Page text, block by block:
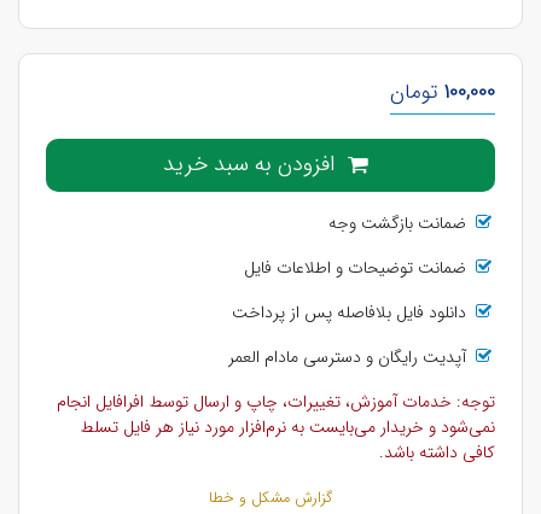
100,000 تومان
افزودن به سبد خرید
ضمانت بازگشت وجه
ضمانت توضیحات و اطلاعات فایل
دانلود فایل بلافاصله پس از پرداخت
آپدیت رایگان و دسترسی مادام العمر
توجه: خدمات آموزش، تغییرات، چاپ و ارسال توسط افرافایل انجام
نمی‌شود و خریدار می‌بایست به نرم‌افزار مورد نیاز هر فایل تسلط
کافی داشته باشد.
گزارش مشکل و خطا